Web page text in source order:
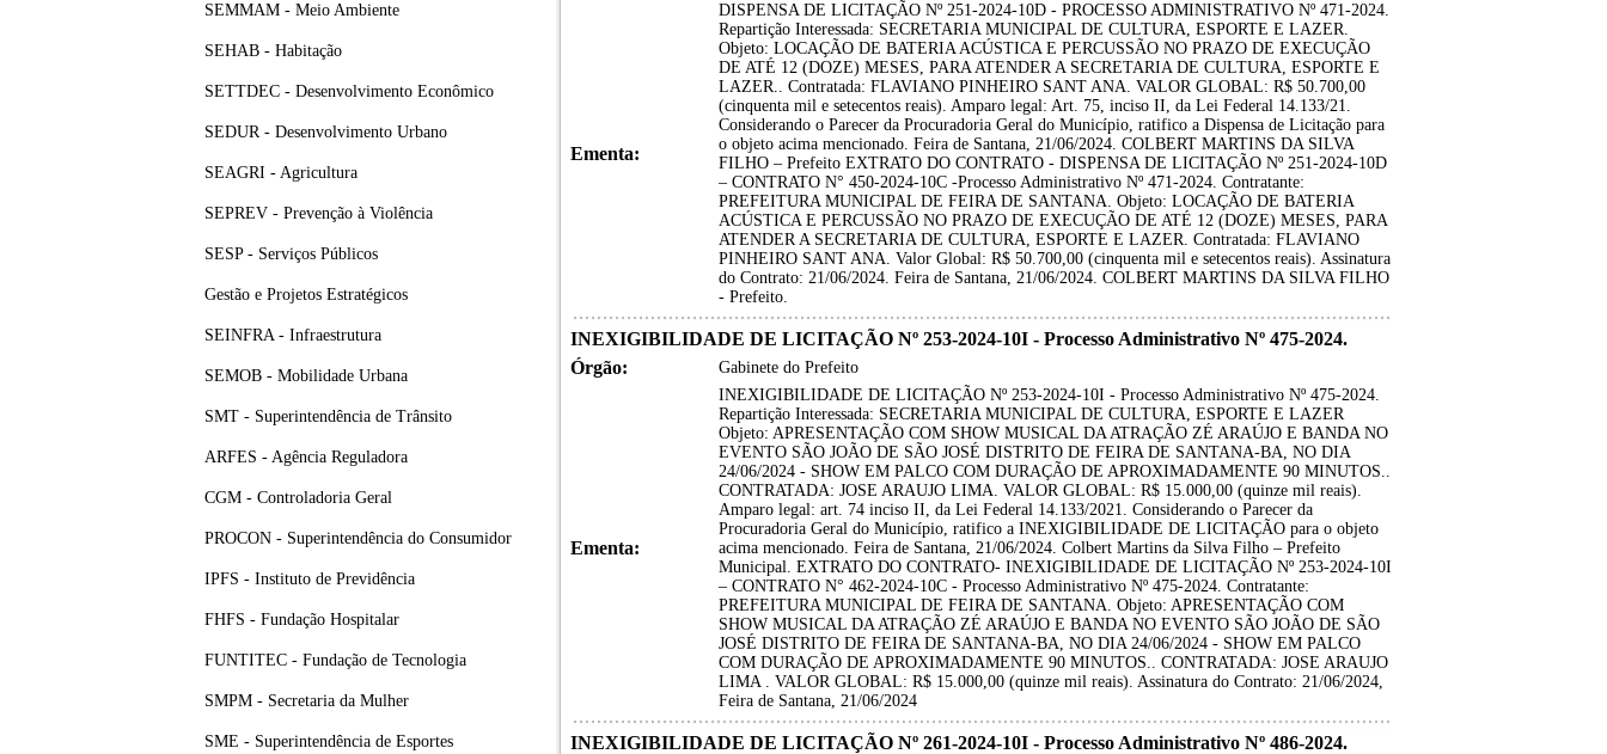
SEMMAM - Meio Ambiente
SEHAB - Habitação
SETTDEC - Desenvolvimento Econômico
SEDUR - Desenvolvimento Urbano
SEAGRI - Agricultura
SEPREV - Prevenção à Violência
SESP - Serviços Públicos
Gestão e Projetos Estratégicos
SEINFRA - Infraestrutura
SEMOB - Mobilidade Urbana
SMT - Superintendência de Trânsito
ARFES - Agência Reguladora
CGM - Controladoria Geral
PROCON - Superintendência do Consumidor
IPFS - Instituto de Previdência
FHFS - Fundação Hospitalar
FUNTITEC - Fundação de Tecnologia
SMPM - Secretaria da Mulher
SME - Superintendência de Esportes
Ementa:
DISPENSA DE LICITAÇÃO Nº 251-2024-10D - PROCESSO ADMINISTRATIVO Nº 471-2024.
Repartição Interessada: SECRETARIA MUNICIPAL DE CULTURA, ESPORTE E LAZER.
Objeto: LOCAÇÃO DE BATERIA ACÚSTICA E PERCUSSÃO NO PRAZO DE EXECUÇÃO
DE ATÉ 12 (DOZE) MESES, PARA ATENDER A SECRETARIA DE CULTURA, ESPORTE E
LAZER.. Contratada: FLAVIANO PINHEIRO SANT ANA. VALOR GLOBAL: R$ 50.700,00
(cinquenta mil e setecentos reais). Amparo legal: Art. 75, inciso II, da Lei Federal 14.133/21.
Considerando o Parecer da Procuradoria Geral do Município, ratifico a Dispensa de Licitação para
o objeto acima mencionado. Feira de Santana, 21/06/2024. COLBERT MARTINS DA SILVA
FILHO – Prefeito EXTRATO DO CONTRATO - DISPENSA DE LICITAÇÃO Nº 251-2024-10D
– CONTRATO N° 450-2024-10C -Processo Administrativo Nº 471-2024. Contratante:
PREFEITURA MUNICIPAL DE FEIRA DE SANTANA. Objeto: LOCAÇÃO DE BATERIA
ACÚSTICA E PERCUSSÃO NO PRAZO DE EXECUÇÃO DE ATÉ 12 (DOZE) MESES, PARA
ATENDER A SECRETARIA DE CULTURA, ESPORTE E LAZER. Contratada: FLAVIANO
PINHEIRO SANT ANA. Valor Global: R$ 50.700,00 (cinquenta mil e setecentos reais). Assinatura
do Contrato: 21/06/2024. Feira de Santana, 21/06/2024. COLBERT MARTINS DA SILVA FILHO
- Prefeito.
INEXIGIBILIDADE DE LICITAÇÃO Nº 253-2024-10I - Processo Administrativo Nº 475-2024.
Órgão:
Gabinete do Prefeito
Ementa:
INEXIGIBILIDADE DE LICITAÇÃO Nº 253-2024-10I - Processo Administrativo Nº 475-2024.
Repartição Interessada: SECRETARIA MUNICIPAL DE CULTURA, ESPORTE E LAZER
Objeto: APRESENTAÇÃO COM SHOW MUSICAL DA ATRAÇÃO ZÉ ARAÚJO E BANDA NO
EVENTO SÃO JOÃO DE SÃO JOSÉ DISTRITO DE FEIRA DE SANTANA-BA, NO DIA
24/06/2024 - SHOW EM PALCO COM DURAÇÃO DE APROXIMADAMENTE 90 MINUTOS..
CONTRATADA: JOSE ARAUJO LIMA. VALOR GLOBAL: R$ 15.000,00 (quinze mil reais).
Amparo legal: art. 74 inciso II, da Lei Federal 14.133/2021. Considerando o Parecer da
Procuradoria Geral do Município, ratifico a INEXIGIBILIDADE DE LICITAÇÃO para o objeto
acima mencionado. Feira de Santana, 21/06/2024. Colbert Martins da Silva Filho – Prefeito
Municipal. EXTRATO DO CONTRATO- INEXIGIBILIDADE DE LICITAÇÃO Nº 253-2024-10I
– CONTRATO N° 462-2024-10C - Processo Administrativo Nº 475-2024. Contratante:
PREFEITURA MUNICIPAL DE FEIRA DE SANTANA. Objeto: APRESENTAÇÃO COM
SHOW MUSICAL DA ATRAÇÃO ZÉ ARAÚJO E BANDA NO EVENTO SÃO JOÃO DE SÃO
JOSÉ DISTRITO DE FEIRA DE SANTANA-BA, NO DIA 24/06/2024 - SHOW EM PALCO
COM DURAÇÃO DE APROXIMADAMENTE 90 MINUTOS.. CONTRATADA: JOSE ARAUJO
LIMA . VALOR GLOBAL: R$ 15.000,00 (quinze mil reais). Assinatura do Contrato: 21/06/2024,
Feira de Santana, 21/06/2024
INEXIGIBILIDADE DE LICITAÇÃO Nº 261-2024-10I - Processo Administrativo Nº 486-2024.